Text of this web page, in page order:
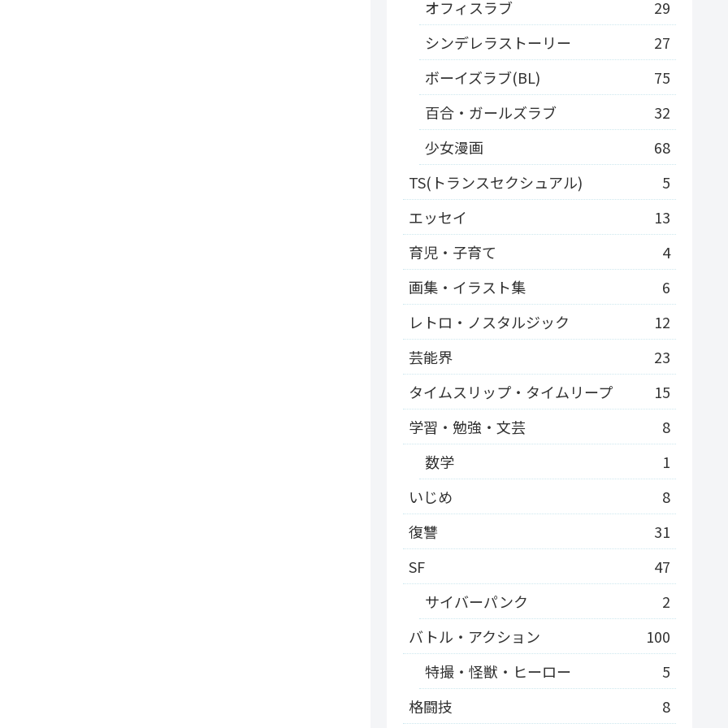
オフィスラブ
29
シンデレラストーリー
27
ボーイズラブ(BL)
75
百合・ガールズラブ
32
少女漫画
68
TS(トランスセクシュアル)
5
エッセイ
13
育児・子育て
4
画集・イラスト集
6
レトロ・ノスタルジック
12
芸能界
23
タイムスリップ・タイムリープ
15
学習・勉強・文芸
8
数学
1
いじめ
8
復讐
31
SF
47
サイバーパンク
2
バトル・アクション
100
特撮・怪獣・ヒーロー
5
格闘技
8